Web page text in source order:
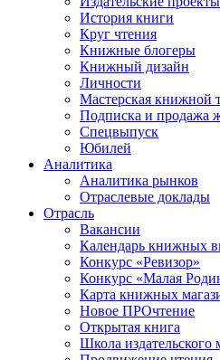
История книги
Круг чтения
Книжные блогеры
Книжный дизайн
Личности
Мастерская книжной
Подписка и продажа
Спецвыпуск
Юбилей
Аналитика
Аналитика рынков
Отраслевые доклады
Отрасль
Вакансии
Календарь книжных
Конкурс «Ревизор»
Конкурс «Малая
Карта книжных
Новое ПРОчтение
Открытая книга
Школа издательского